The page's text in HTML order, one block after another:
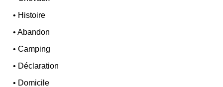
• Histoire
•Abandon
•Camping
• Déclaration
• Domicile